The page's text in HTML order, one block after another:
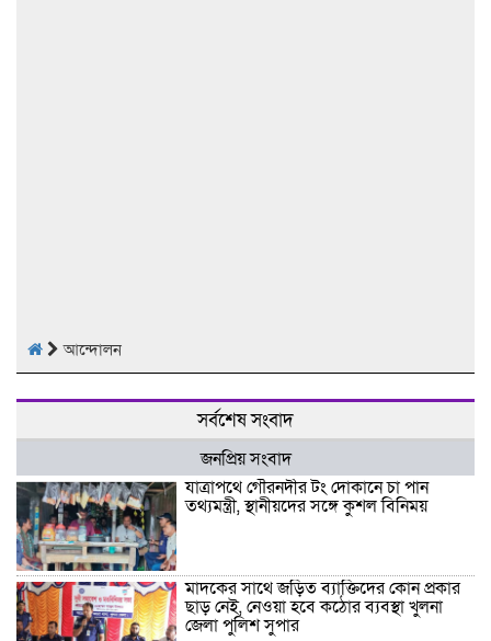
আন্দোলন
সর্বশেষ সংবাদ
জনপ্রিয় সংবাদ
যাত্রাপথে গৌরনদীর টং দোকানে চা পান
তথ্যমন্ত্রী, স্থানীয়দের সঙ্গে কুশল বিনিময়
মাদকের সাথে জড়িত ব্যাক্তিদের কোন প্রকার
ছাড় নেই, নেওয়া হবে কঠোর ব্যবস্থা খুলনা
জেলা পুলিশ সুপার